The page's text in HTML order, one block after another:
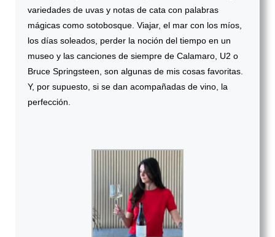
variedades de uvas y notas de cata con palabras
mágicas como sotobosque. Viajar, el mar con los míos,
los días soleados, perder la noción del tiempo en un
museo y las canciones de siempre de Calamaro, U2 o
Bruce Springsteen, son algunas de mis cosas favoritas.
Y, por supuesto, si se dan acompañadas de vino, la
perfección.